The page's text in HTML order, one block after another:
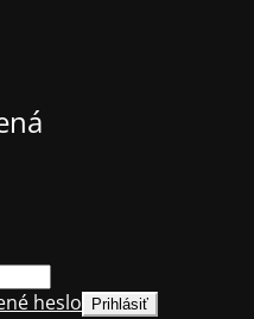
heslo